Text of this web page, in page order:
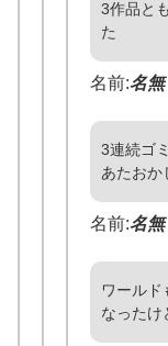
3作品と
た
名前:名無
3連続ゴ
あたおか
名前:名無
ワールド
なったけ